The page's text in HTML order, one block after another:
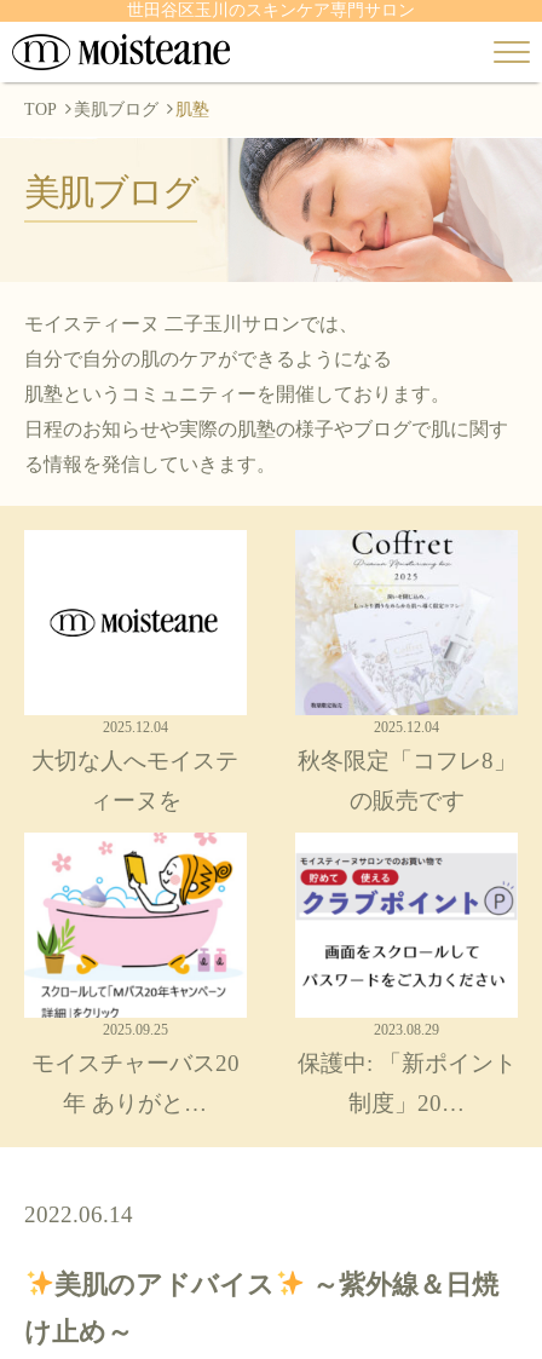
世田谷区玉川のスキンケア専門サロン
TOP 美肌ブログ 肌塾
美肌ブログ
モイスティーヌ 二子玉川サロンでは、
自分で自分の肌のケアができるようになる
肌塾というコミュニティーを開催しております。
日程のお知らせや実際の肌塾の様子やブログで肌に関す
る情報を発信していきます。
2025.12.04
大切な人へモイステ
ィーヌを
2025.12.04
秋冬限定「コフレ8」
の販売です
2025.09.25
モイスチャーバス20
年 ありがと…
2023.08.29
保護中: 「新ポイント
制度」20…
2022.06.14
美肌のアドバイス
～紫外線＆日焼
け止め～